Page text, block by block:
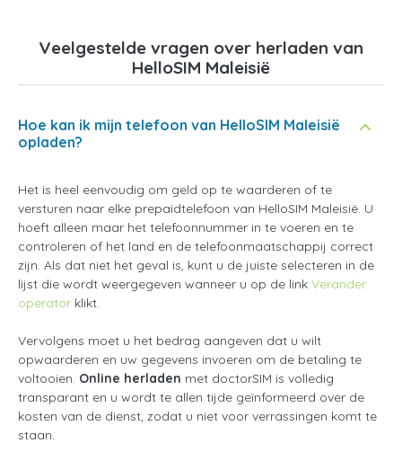
Veelgestelde vragen over herladen van
HelloSIM Maleisië
Hoe kan ik mijn telefoon van HelloSIM Maleisië
opladen?
Het is heel eenvoudig om geld op te waarderen of te
versturen naar elke prepaidtelefoon van HelloSIM Maleisië. U
hoeft alleen maar het telefoonnummer in te voeren en te
controleren of het land en de telefoonmaatschappij correct
zijn. Als dat niet het geval is, kunt u de juiste selecteren in de
lijst die wordt weergegeven wanneer u op de link Verander
operator klikt.
Vervolgens moet u het bedrag aangeven dat u wilt
opwaarderen en uw gegevens invoeren om de betaling te
voltooien. Online herladen met doctorSIM is volledig
transparant en u wordt te allen tijde geïnformeerd over de
kosten van de dienst, zodat u niet voor verrassingen komt te
staan.